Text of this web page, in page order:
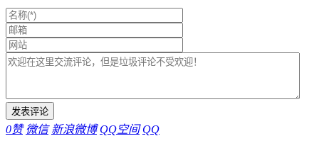
0赞 微信 新浪微博 QQ空间 QQ